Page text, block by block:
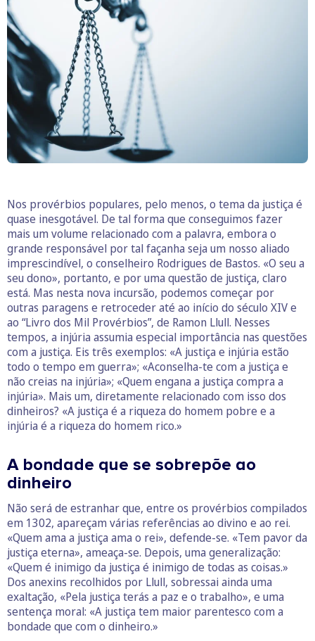
Nos provérbios populares, pelo menos, o tema da justiça é
quase inesgotável. De tal forma que conseguimos fazer
mais um volume relacionado com a palavra, embora o
grande responsável por tal façanha seja um nosso aliado
imprescindível, o conselheiro Rodrigues de Bastos. «O seu a
seu dono», portanto, e por uma questão de justiça, claro
está. Mas nesta nova incursão, podemos começar por
outras paragens e retroceder até ao início do século XIV e
ao “Livro dos Mil Provérbios”, de Ramon Llull. Nesses
tempos, a injúria assumia especial importância nas questões
com a justiça. Eis três exemplos: «A justiça e injúria estão
todo o tempo em guerra»; «Aconselha-te com a justiça e
não creias na injúria»; «Quem engana a justiça compra a
injúria». Mais um, diretamente relacionado com isso dos
dinheiros? «A justiça é a riqueza do homem pobre e a
injúria é a riqueza do homem rico.»
A bondade que se sobrepõe ao
dinheiro
Não será de estranhar que, entre os provérbios compilados
em 1302, apareçam várias referências ao divino e ao rei.
«Quem ama a justiça ama o rei», defende-se. «Tem pavor da
justiça eterna», ameaça-se. Depois, uma generalização:
«Quem é inimigo da justiça é inimigo de todas as coisas.»
Dos anexins recolhidos por Llull, sobressai ainda uma
exaltação, «Pela justiça terás a paz e o trabalho», e uma
sentença moral: «A justiça tem maior parentesco com a
bondade que com o dinheiro.»